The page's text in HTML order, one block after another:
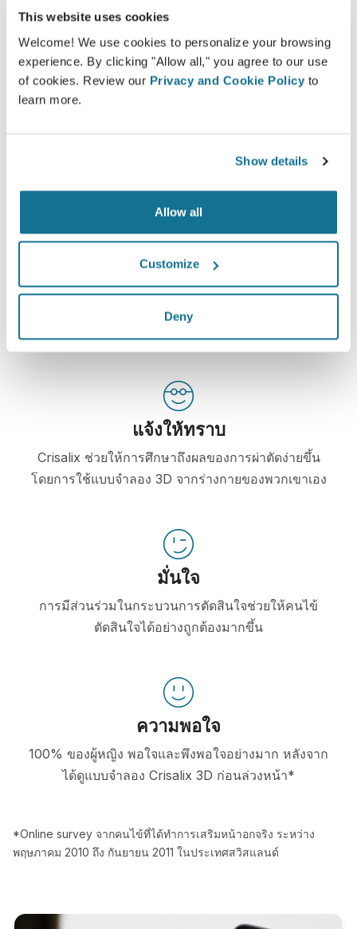
This website uses cookies
Welcome! We use cookies to personalize your browsing
experience. By clicking "Allow all," you agree to our use
of cookies. Review our Privacy and Cookie Policy to
learn more.
Show details
Allow all
Customize
Deny
การให้คำปรึกษาเกี่ยวกับทรวงอกด้วยภาพ 3D
การให้คำปรึกษาเกี่ยวกับลำตัวด้วยภาพ 3D
เพิ่มระดับความเอาใจใส่ของคนไข้
Crisalix เป็นเครื่องมือที่มีจุดประสงค์ที่จะพัฒนาการสื่อสาร
ระหว่าง คุณหมอและคนไข้. เป็น platform ที่ช่วยพัฒนา
ความสัมพันธ์ระหว่างกันและกัน
แจ้งให้ทราบ
Crisalix ช่วยให้การศึกษาถึงผลของการผ่าตัดง่ายขึ้น
โดยการใช้แบบจำลอง 3D จากร่างกายของพวกเขาเอง
มั่นใจ
การมีส่วนร่วมในกระบวนการตัดสินใจช่วยให้คนไข้
ตัดสินใจได้อย่างถูกต้องมากขึ้น
ความพอใจ
100% ของผู้หญิง พอใจและพึงพอใจอย่างมาก หลังจาก
ได้ดูแบบจำลอง Crisalix 3D ก่อนล่วงหน้า*
*Online survey จากคนไข้ที่ได้ทำการเสริมหน้าอกจริง ระหว่าง
พฤษภาคม 2010 ถึง กันยายน 2011 ในประเทศสวิสแลนด์